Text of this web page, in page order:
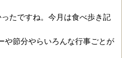
たですね。今月は食べ歩き記
や節分やらいろんな行事ごとが